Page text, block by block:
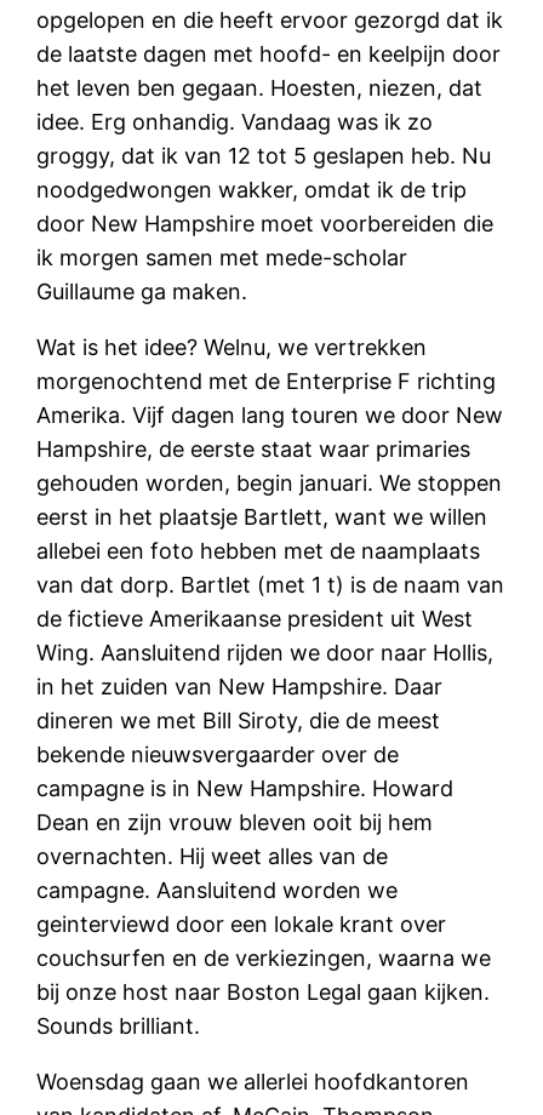
opgelopen en die heeft ervoor gezorgd dat ik
de laatste dagen met hoofd- en keelpijn door
het leven ben gegaan. Hoesten, niezen, dat
idee. Erg onhandig. Vandaag was ik zo
groggy, dat ik van 12 tot 5 geslapen heb. Nu
noodgedwongen wakker, omdat ik de trip
door New Hampshire moet voorbereiden die
ik morgen samen met mede-scholar
Guillaume ga maken.
Wat is het idee? Welnu, we vertrekken
morgenochtend met de Enterprise F richting
Amerika. Vijf dagen lang touren we door New
Hampshire, de eerste staat waar primaries
gehouden worden, begin januari. We stoppen
eerst in het plaatsje Bartlett, want we willen
allebei een foto hebben met de naamplaats
van dat dorp. Bartlet (met 1 t) is de naam van
de fictieve Amerikaanse president uit West
Wing. Aansluitend rijden we door naar Hollis,
in het zuiden van New Hampshire. Daar
dineren we met Bill Siroty, die de meest
bekende nieuwsvergaarder over de
campagne is in New Hampshire. Howard
Dean en zijn vrouw bleven ooit bij hem
overnachten. Hij weet alles van de
campagne. Aansluitend worden we
geinterviewd door een lokale krant over
couchsurfen en de verkiezingen, waarna we
bij onze host naar Boston Legal gaan kijken.
Sounds brilliant.
Woensdag gaan we allerlei hoofdkantoren